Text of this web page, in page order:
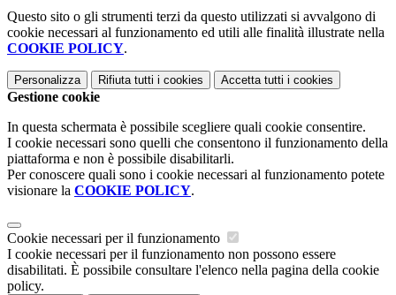
Questo sito o gli strumenti terzi da questo utilizzati si avvalgono di
cookie necessari al funzionamento ed utili alle finalità illustrate nella
COOKIE POLICY.
Personalizza Rifiuta tutti i cookies Accetta tutti i cookies
Gestione cookie
In questa schermata è possibile scegliere quali cookie consentire.
I cookie necessari sono quelli che consentono il funzionamento della
piattaforma e non è possibile disabilitarli.
Per conoscere quali sono i cookie necessari al funzionamento potete
visionare la COOKIE POLICY.
Cookie necessari per il funzionamento
I cookie necessari per il funzionamento non possono essere
disabilitati. È possibile consultare l'elenco nella pagina della cookie
policy.